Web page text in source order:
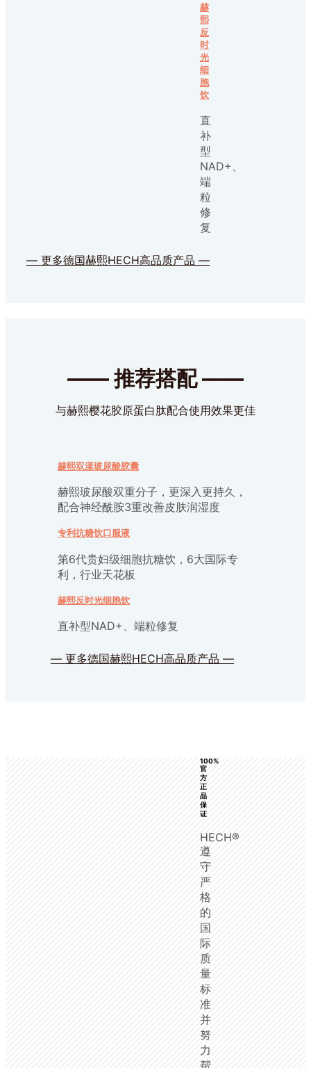
赫
熙
反
时
光
细
胞
饮
直
补
型
NAD+、
端
粒
修
复
— 更多德国赫熙HECH高品质产品 —
—— 推荐搭配 ——
与赫熙樱花胶原蛋白肽配合使用效果更佳
赫熙双漾玻尿酸胶囊
赫熙玻尿酸双重分子，更深入更持久，
配合神经酰胺3重改善皮肤润湿度
专利抗糖饮口服液
第6代贵妇级细胞抗糖饮，6大国际专
利，行业天花板
赫熙反时光细胞饮
直补型NAD+、端粒修复
— 更多德国赫熙HECH高品质产品 —
100%
官
方
正
品
保
证
HECH®
遵
守
严
格
的
国
际
质
量
标
准
并
努
力